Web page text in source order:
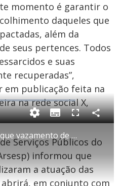
momento é garantir o
daqueles que
além da
seus pertences. Todos
e suas
recuperadas”,
em publicação feita na
na rede social X,
Sabesp informa que vazamento de gás ocorreu durante trabalhos na tubulação de água do Jaguaré
S
u
b
i
t
l
s
F
l
s
c
e
C
o
a
r
Serviços Públicos do
informou que
a atuação das
em conjunto com